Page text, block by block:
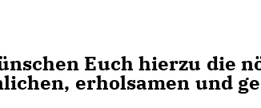
Euch hierzu die
erholsamen und